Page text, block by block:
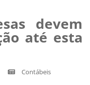
devem
até esta
Contábeis